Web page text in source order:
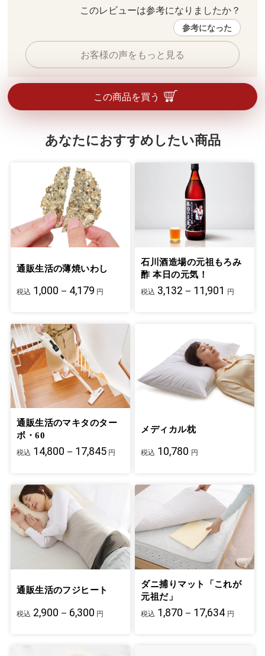
このレビューは参考になりましたか？
参考になった
お客様の声をもっと見る
この商品を買う
あなたにおすすめしたい商品
通販生活の薄焼いわし
税込 1,000－4,179 円
石川酒造場の元祖もろみ
酢 本日の元気！
税込 3,132－11,901 円
通販生活のマキタのター
ボ・60
税込 14,800－17,845 円
メディカル枕
税込 10,780 円
通販生活のフジヒート
税込 2,900－6,300 円
ダニ捕りマット「これが
元祖だ」
税込 1,870－17,634 円